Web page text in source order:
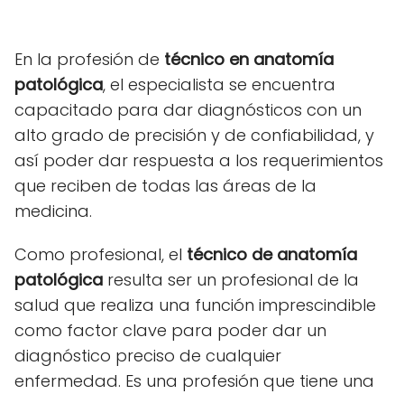
En la profesión de técnico en anatomía
patológica, el especialista se encuentra
capacitado para dar diagnósticos con un
alto grado de precisión y de confiabilidad, y
así poder dar respuesta a los requerimientos
que reciben de todas las áreas de la
medicina.
Como profesional, el técnico de anatomía
patológica resulta ser un profesional de la
salud que realiza una función imprescindible
como factor clave para poder dar un
diagnóstico preciso de cualquier
enfermedad. Es una profesión que tiene una